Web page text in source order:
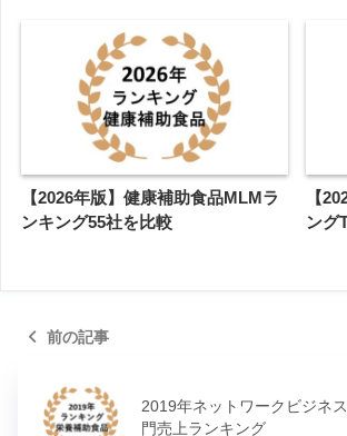
【2026年版】健康補助食品MLMラ
ンキング55社を比較
【
ング
前の記事
2019年ネットワークビジネ
門売上ランキング